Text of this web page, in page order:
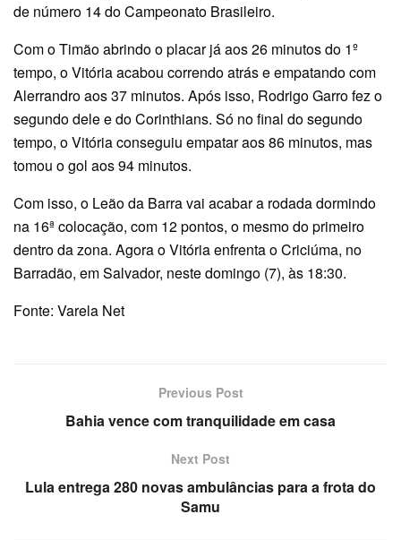
de número 14 do Campeonato Brasileiro.
Com o Timão abrindo o placar já aos 26 minutos do 1º
tempo, o Vitória acabou correndo atrás e empatando com
Alerrandro aos 37 minutos. Após isso, Rodrigo Garro fez o
segundo dele e do Corinthians. Só no final do segundo
tempo, o Vitória conseguiu empatar aos 86 minutos, mas
tomou o gol aos 94 minutos.
Com isso, o Leão da Barra vai acabar a rodada dormindo
na 16ª colocação, com 12 pontos, o mesmo do primeiro
dentro da zona. Agora o Vitória enfrenta o Criciúma, no
Barradão, em Salvador, neste domingo (7), às 18:30.
Fonte: Varela Net
Previous Post
Bahia vence com tranquilidade em casa
Next Post
Lula entrega 280 novas ambulâncias para a frota do
Samu